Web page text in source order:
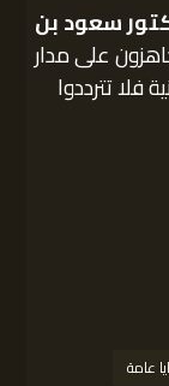
سعود بن
على مدار
فلا تترددوا
عامة